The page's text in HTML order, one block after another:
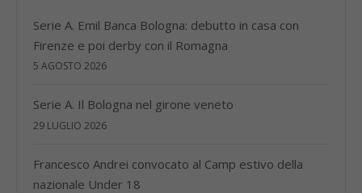
Serie A. Emil Banca Bologna: debutto in casa con
Firenze e poi derby con il Romagna
5 AGOSTO 2026
Serie A. Il Bologna nel girone veneto
29 LUGLIO 2026
Francesco Andrei convocato al Camp estivo della
nazionale Under 18